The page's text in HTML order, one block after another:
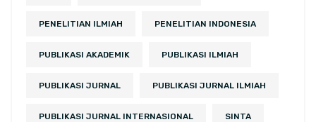
PENELITIAN ILMIAH PENELITIAN INDONESIA
PUBLIKASI AKADEMIK PUBLIKASI ILMIAH
PUBLIKASI JURNAL PUBLIKASI JURNAL ILMIAH
PUBLIKASI JURNAL INTERNASIONAL SINTA